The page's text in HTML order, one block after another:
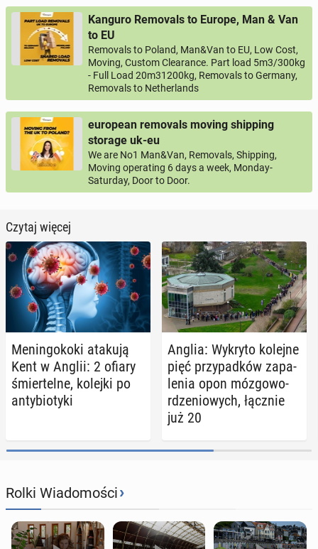
Kanguro Removals to Europe, Man & Van
to EU
Removals to Poland, Man&Van to EU, Low Cost,
Moving, Custom Clearance. Part load 5m3/300kg
- Full Load 20m31200kg, Removals to Germany,
Removals to Netherlands
european removals moving shipping
storage uk-eu
We are No1 Man&Van, Removals, Shipping,
Moving operating 6 days a week, Monday-
Saturday, Door to Door.
Czytaj więcej
Me­nin­go­ko­ki atakują
Kent w Anglii: 2 ofiary
śmier­tel­ne, kolejki po
an­ty­bio­ty­ki
Anglia: Wykryto kolejne
pięć przy­pad­ków za­pa­
le­nia opon mózgowo-
rdze­nio­wych, łącznie
już 20
Rolki Wiadomości›